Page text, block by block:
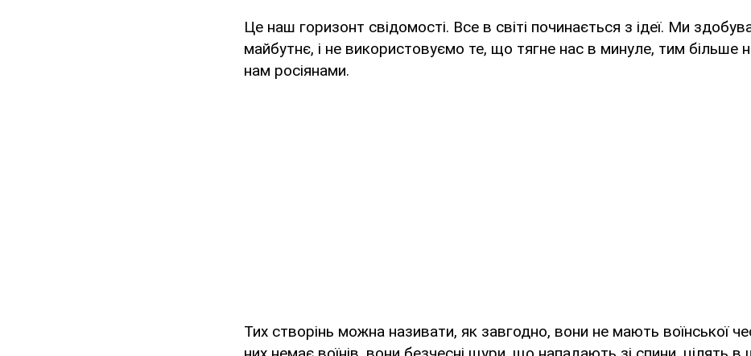
Це наш горизонт свідомості. Все в світі починається з ідеї. Ми
майбутнє, і не використовуємо те, що тягне нас в минуле, тим більше
нам росіянами.
Тих створінь можна називати, як завгодно, вони не мають воїнської